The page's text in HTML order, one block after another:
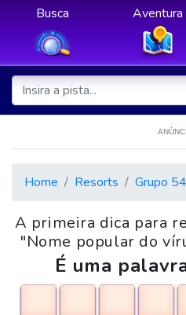
Busca Aventura
Home Resorts Grupo
A primeira dica para
"Nome popular do
É uma